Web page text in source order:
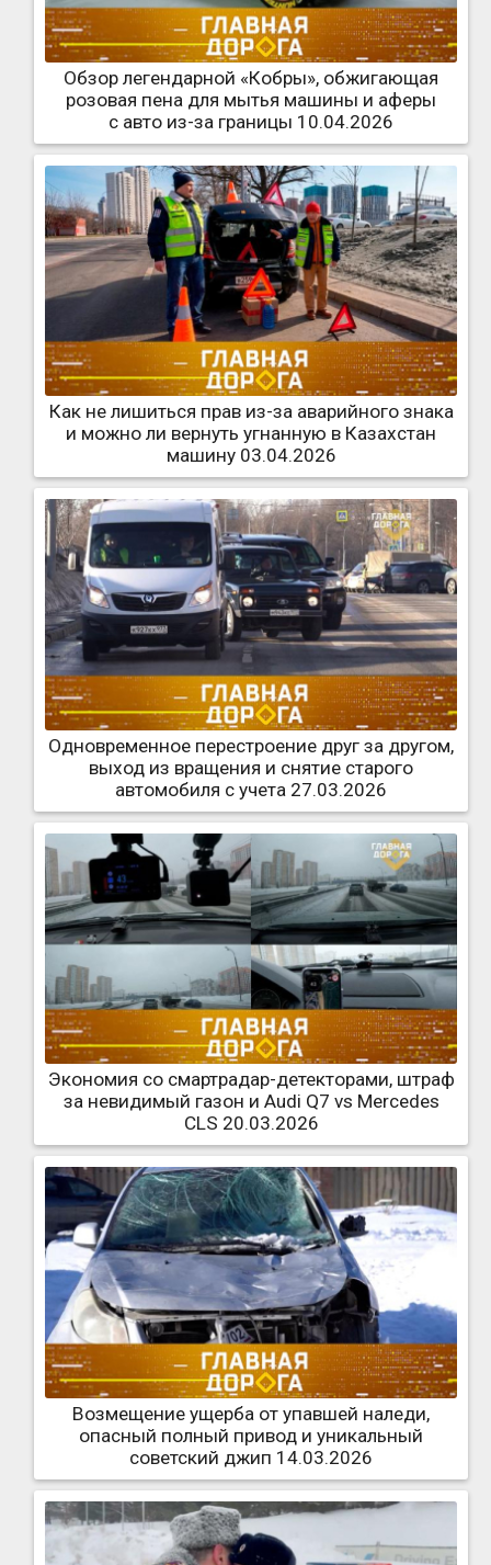
Обзор легендарной «Кобры», обжигающая
розовая пена для мытья машины и аферы
с авто из-за границы 10.04.2026
Как не лишиться прав из-за аварийного знака
и можно ли вернуть угнанную в Казахстан
машину 03.04.2026
Одновременное перестроение друг за другом,
выход из вращения и снятие старого
автомобиля с учета 27.03.2026
Экономия со смартрадар-детекторами, штраф
за невидимый газон и Audi Q7 vs Mercedes
CLS 20.03.2026
Возмещение ущерба от упавшей наледи,
опасный полный привод и уникальный
советский джип 14.03.2026